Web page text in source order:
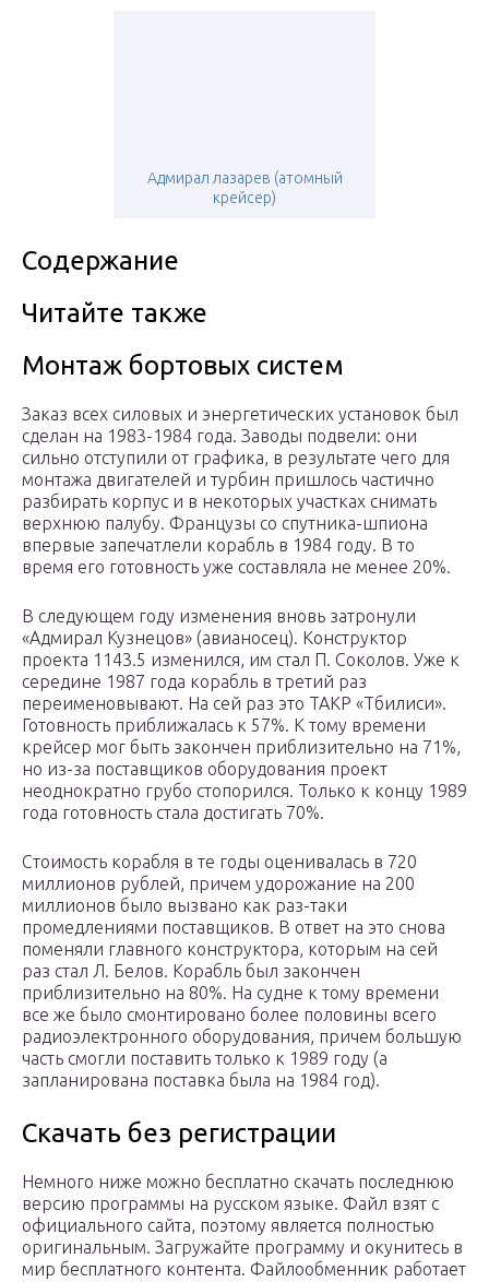
Адмирал лазарев (атомный
крейсер)
Содержание
Читайте также
Монтаж бортовых систем
Заказ всех силовых и энергетических установок был
сделан на 1983-1984 года. Заводы подвели: они
сильно отступили от графика, в результате чего для
монтажа двигателей и турбин пришлось частично
разбирать корпус и в некоторых участках снимать
верхнюю палубу. Французы со спутника-шпиона
впервые запечатлели корабль в 1984 году. В то
время его готовность уже составляла не менее 20%.
В следующем году изменения вновь затронули
«Адмирал Кузнецов» (авианосец). Конструктор
проекта 1143.5 изменился, им стал П. Соколов. Уже к
середине 1987 года корабль в третий раз
переименовывают. На сей раз это ТАКР «Тбилиси».
Готовность приближалась к 57%. К тому времени
крейсер мог быть закончен приблизительно на 71%,
но из-за поставщиков оборудования проект
неоднократно грубо стопорился. Только к концу 1989
года готовность стала достигать 70%.
Стоимость корабля в те годы оценивалась в 720
миллионов рублей, причем удорожание на 200
миллионов было вызвано как раз-таки
промедлениями поставщиков. В ответ на это снова
поменяли главного конструктора, которым на сей
раз стал Л. Белов. Корабль был закончен
приблизительно на 80%. На судне к тому времени
все же было смонтировано более половины всего
радиоэлектронного оборудования, причем большую
часть смогли поставить только к 1989 году (а
запланирована поставка была на 1984 год).
Скачать без регистрации
Немного ниже можно бесплатно скачать последнюю
версию программы на русском языке. Файл взят с
официального сайта, поэтому является полностью
оригинальным. Загружайте программу и окунитесь в
мир бесплатного контента. Файлообменник работает